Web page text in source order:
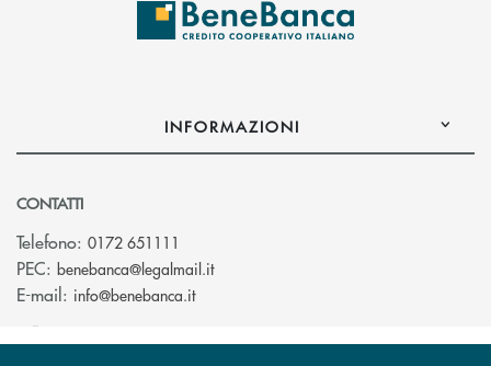
INFORMAZIONI
CONTATTI
Telefono: 0172 651111
PEC: benebanca@legalmail.it(si apre l’app di posta elettronica)
E-mail: info@benebanca.it(si apre l’app di posta elettronica)